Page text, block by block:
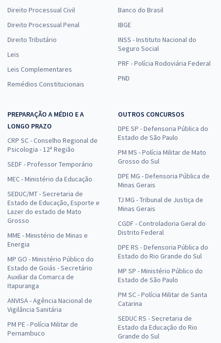
Direito Processual Civil
Direito Processual Penal
Direito Tributário
Leis
Leis Complementares
Remédios Constitucionais
Banco do Brasil
IBGE
INSS - Instituto Nacional do
Seguro Social
PRF - Polícia Rodoviária Federal
PND
PREPARAÇÃO A MÉDIO E A
LONGO PRAZO
CRP SC - Conselho Regional de
Psicologia - 12ª Região
SEDF - Professor Temporário
MEC - Ministério da Educação
SEDUC/MT - Secretaria de
Estado de Educação, Esporte e
Lazer do estado de Mato
Grosso
MME - Ministério de Minas e
Energia
MP GO - Ministério Público do
Estado de Goiás - Secretário
Auxiliar da Comarca de
Itapuranga
ANVISA - Agência Nacional de
Vigilância Sanitária
PM PE - Polícia Militar de
Pernambuco
OUTROS CONCURSOS
DPE SP - Defensoria Pública do
Estado de São Paulo
PM MS - Polícia Militar de Mato
Grosso do Sul
DPE MG - Defensoria Pública de
Minas Gerais
TJ MG - Tribunal de Justiça de
Minas Gerais
CGDF - Controladoria Geral do
Distrito Federal
DPE RS - Defensoria Pública do
Estado do Rio Grande do Sul
MP SP - Ministério Público do
Estado de São Paulo
PM SC - Polícia Militar de Santa
Catarina
SEDUC RS - Secretaria de
Estado da Educação do Rio
Grande do Sul